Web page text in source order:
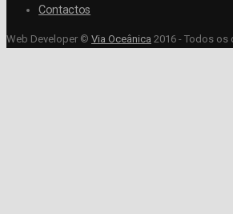
Contactos
Web Developer © Via Oceânica 2016 - Todos os